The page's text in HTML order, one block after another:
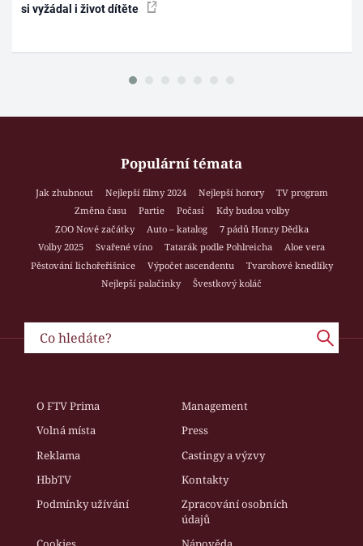
si vyžádal i život dítěte
Populární témata
Jak zhubnout Nejlepší filmy 2024 Nejlepší horory
TV program
Změna času
Partie Počasí
Kdy budou volby
ZOO Nové začátky
Auto – katalog
7 pádů Honzy Dědka
Volby 2025
Svařené víno Tatarák podle Pohlreicha
Aloe vera
Pěstování lichořeřišnice
Výpočet ascendentu
Tvarohové knedlíky
Nejlepší palačinky
Švestkový koláč
O FTV Prima
Management
Volná místa
Press
Reklama
Castingy a výzvy
HbbTV
Kontakty
Podmínky užívání
Zpracování osobních
údajů